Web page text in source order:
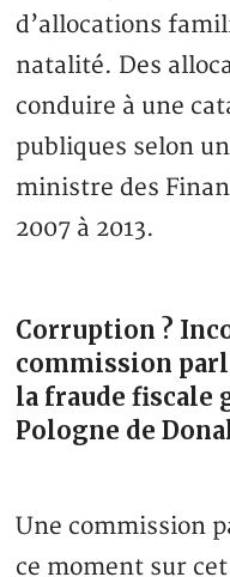
d’allocations
natalité. Des
conduire à une
publiques selon
ministre des
2007 à 2013.
Corruption ?
commission
la fraude fiscale
Pologne de
Une commission
ce moment sur